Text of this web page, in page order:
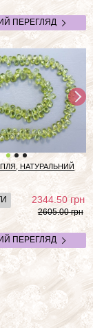
ПЕРЕГЛЯД
НАТУРАЛЬНИЙ
2344.50грн
2605.00 грн
ПЕРЕГЛЯД